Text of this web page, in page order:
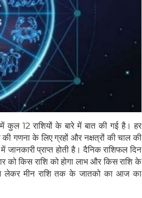
12 राशियों के बारे में बात की गई है। हर
गणना के लिए ग्रहों और नक्षत्रों की चाल की
प्राप्त होती है। दैनिक राशिफल दिन
को किस राशि को होगा लाभ और किस राशि के
लेकर मीन राशि तक के जातको का आज का